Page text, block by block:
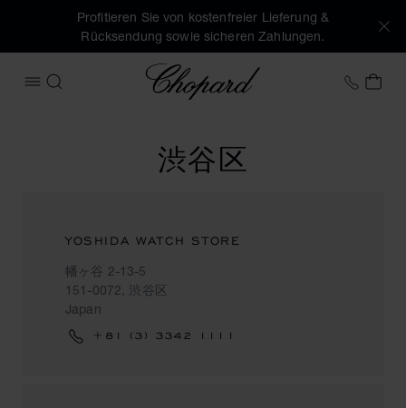
Profitieren Sie von kostenfreier Lieferung &
Rücksendung sowie sicheren Zahlungen.
MENÜ ÖFFNEN
SUCHEN
Chopard +41
渋谷区
YOSHIDA WATCH STORE
幡ヶ谷 2-13-5
151-0072, 渋谷区
Japan
+81 (3) 3342 1111